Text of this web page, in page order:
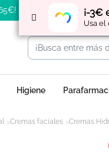
¡-3€
Usa el
Higiene
Cremas faciales Cremas